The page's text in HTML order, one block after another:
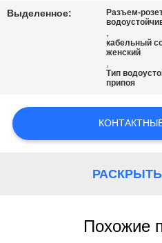
Выделенное:
Разъем-
,
кабельный
женский
,
Тип
припоя
Похожие